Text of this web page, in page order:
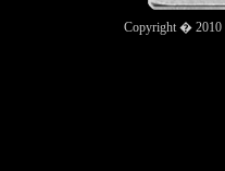
Copyright � 2010